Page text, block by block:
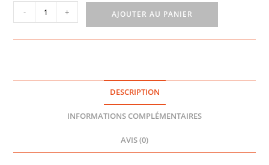
quantité
de
10ML
- + AJOUTER AU PANIER
DESCRIPTION
INFORMATIONS COMPLÉMENTAIRES
AVIS (0)